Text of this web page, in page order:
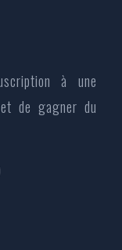
à une
de gagner du